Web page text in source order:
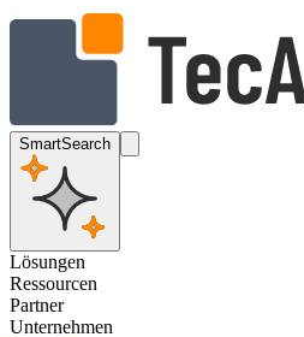
SmartSearch
Lösungen
Ressourcen
Partner
Unternehmen